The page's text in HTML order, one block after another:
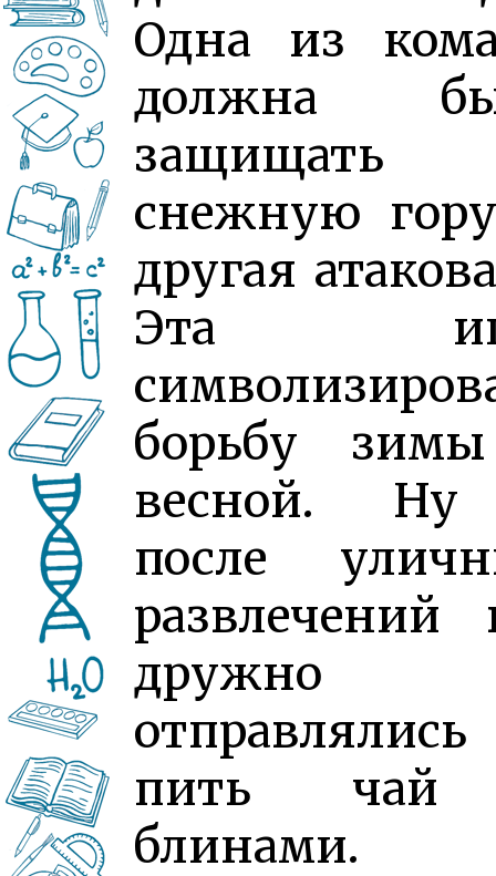
Одна из
должна
защищать
снежную
другая
Эта
борьбу
весной.
после
развлечений
дружно
отправлялись
пить
блинами.